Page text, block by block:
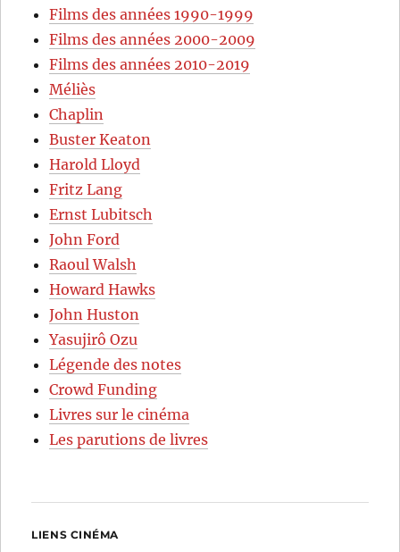
Films des années 1990-1999
Films des années 2000-2009
Films des années 2010-2019
Méliès
Chaplin
Buster Keaton
Harold Lloyd
Fritz Lang
Ernst Lubitsch
John Ford
Raoul Walsh
Howard Hawks
John Huston
Yasujirô Ozu
Légende des notes
Crowd Funding
Livres sur le cinéma
Les parutions de livres
LIENS CINÉMA